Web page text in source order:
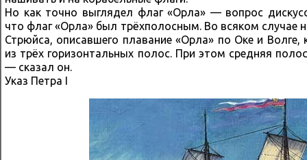
Но как точно выглядел флаг «Орла» — вопрос
что флаг «Орла» был трёхполосным. Во всяком случае
Стрюйса, описавшего плавание «Орла» по Оке и
из трёх горизонтальных полос. При этом средняя
— сказал он.
Указ Петра I